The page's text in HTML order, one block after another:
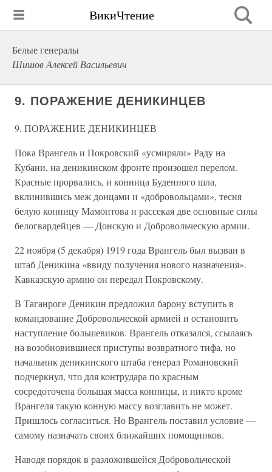
ВикиЧтение
Белые генералы
Шишов Алексей Васильевич
9. ПОРАЖЕНИЕ ДЕНИКИНЦЕВ
9. ПОРАЖЕНИЕ ДЕНИКИНЦЕВ
Пока Врангель и Покровский «усмиряли» Раду на
Кубани, на деникинском фронте произошел перелом.
Красные прорвались, и конница Буденного шла,
вклинившись меж донцами и «добровольцами», тесня
белую конницу Мамонтова и рассекая две основные силы
белогвардейцев — Донскую и Добровольческую армии.
22 ноября (5 декабря) 1919 года Врангель был вызван в
штаб Деникина «ввиду получения нового назначения».
Кавказскую армию он передал Покровскому.
В Таганроге Деникин предложил барону вступить в
командование Добровольческой армией и остановить
наступление большевиков. Врангель отказался, ссылаясь
на возобновившиеся приступы возвратного тифа, но
начальник деникинского штаба генерал Романовский
подчеркнул, что для контрудара по красным
сосредоточена большая масса конницы, и никто кроме
Врангеля такую конную массу возглавить не может.
Пришлось согласиться. Но Врангель поставил условие —
самому назначать своих ближайших помощников.
Наводя порядок в разложившейся Добровольческой